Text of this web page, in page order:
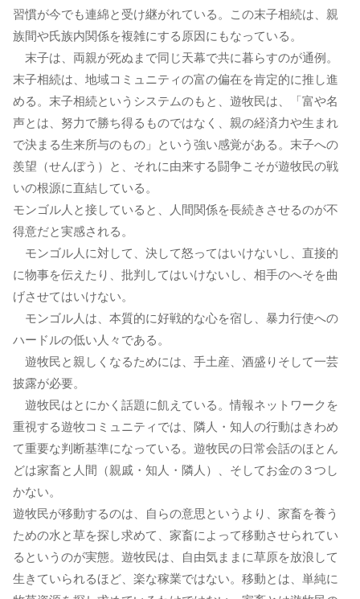
習慣が今でも連綿と受け継がれている。この末子相続は、親
族間や氏族内関係を複雑にする原因にもなっている。
末子は、両親が死ぬまで同じ天幕で共に暮らすのが通例。
末子相続は、地域コミュニティの富の偏在を肯定的に推し進
める。末子相続というシステムのもと、遊牧民は、「富や名
声とは、努力で勝ち得るものではなく、親の経済力や生まれ
で決まる生来所与のもの」という強い感覚がある。末子への
羨望（せんぼう）と、それに由来する闘争こそが遊牧民の戦
いの根源に直結している。
モンゴル人と接していると、人間関係を長続きさせるのが不
得意だと実感される。
モンゴル人に対して、決して怒ってはいけないし、直接的
に物事を伝えたり、批判してはいけないし、相手のへそを曲
げさせてはいけない。
モンゴル人は、本質的に好戦的な心を宿し、暴力行使への
ハードルの低い人々である。
遊牧民と親しくなるためには、手土産、酒盛りそして一芸
披露が必要。
遊牧民はとにかく話題に飢えている。情報ネットワークを
重視する遊牧コミュニティでは、隣人・知人の行動はきわめ
て重要な判断基準になっている。遊牧民の日常会話のほとん
どは家畜と人間（親戚・知人・隣人）、そしてお金の３つし
かない。
遊牧民が移動するのは、自らの意思というより、家畜を養う
ための水と草を探し求めて、家畜によって移動させられてい
るというのが実態。遊牧民は、自由気ままに草原を放浪して
生きていられるほど、楽な稼業ではない。移動とは、単純に